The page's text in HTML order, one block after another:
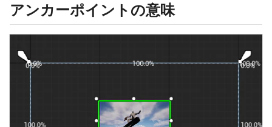
アンカーポイントの意味